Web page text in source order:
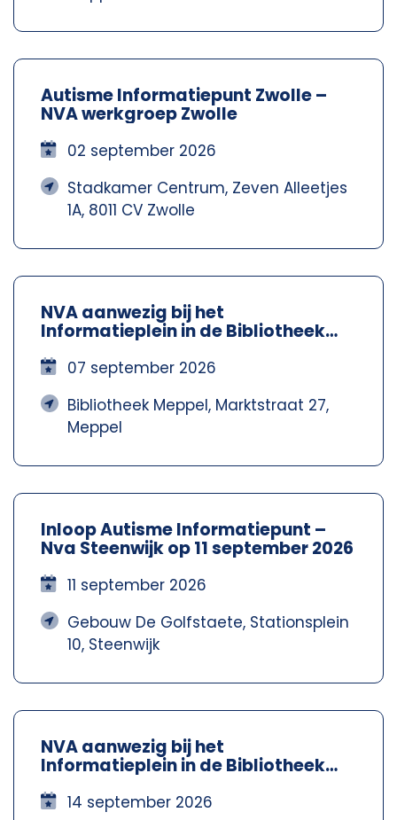
Autisme Informatiepunt Zwolle –
NVA werkgroep Zwolle
02 september 2026
Stadkamer Centrum, Zeven Alleetjes
1A, 8011 CV Zwolle
NVA aanwezig bij het
Informatieplein in de Bibliotheek
Meppel
07 september 2026
Bibliotheek Meppel, Marktstraat 27,
Meppel
Inloop Autisme Informatiepunt –
Nva Steenwijk op 11 september 2026
11 september 2026
Gebouw De Golfstaete, Stationsplein
10, Steenwijk
NVA aanwezig bij het
Informatieplein in de Bibliotheek
Meppel
14 september 2026